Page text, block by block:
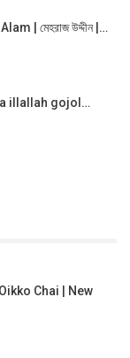
| মেহরাজ উদ্দীন |…
illallah gojol…
Oikko Chai | New